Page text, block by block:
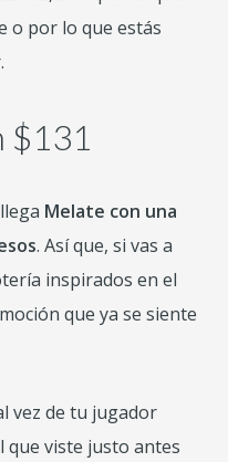
o por lo que estás
$131
Melate con una
. Así que, si vas a
inspirados en el
que ya se siente
vez de tu jugador
que viste justo antes